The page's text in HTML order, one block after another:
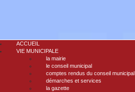
ACCUEIL
VIE MUNICIPALE
la mairie
le conseil municipal
comptes rendus du conseil municipal
démarches et services
la gazette